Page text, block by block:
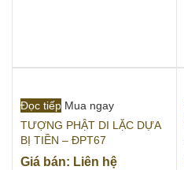
Đọc tiếp Mua ngay
TƯỢNG PHẬT DI LẶC DỰA
BỊ TIỀN – ĐPT67
Giá bán: Liên hệ